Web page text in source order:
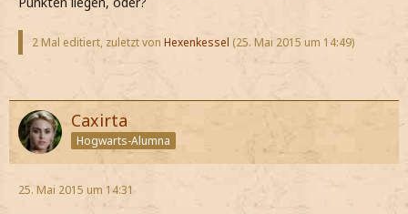
2 Mal editiert, zuletzt von Hexenkessel (25. Mai 2015 um 14:49)
Caxirta
Hogwarts-Alumna
25. Mai 2015 um 14:31